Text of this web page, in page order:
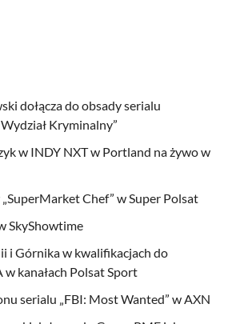
dołącza do obsady serialu
Kryminalny”
w INDY NXT w Portland na żywo w
Chef” w Super Polsat
SkyShowtime
i Górnika w kwalifikacjach do
w kanałach Polsat Sport
serialu „FBI: Most Wanted” w AXN